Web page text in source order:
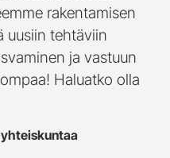
rakentamisen
uusiin tehtäviin
ja vastuun
Haluatko olla